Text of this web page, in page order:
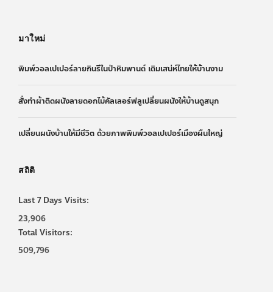
มาใหม่
พิมพ์วอลเปเปอร์ลายกินรีในป่าหิมพานต์ เติมเสน่ห์ไทยให้บ้านงาม
สั่งทำผ้าติดผนังลายดอกไม้คัลเลอร์ฟลูเปลี่ยนผนังให้บ้านดูสนุก
เปลี่ยนผนังบ้านให้มีชีวิต ด้วยภาพพิมพ์วอลเปเปอร์เมืองผืนใหญ่
สถิติ
Last 7 Days Visits:
23,906
Total Visitors:
509,796